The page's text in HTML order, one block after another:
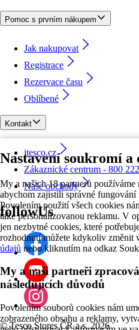
Nastavení soukromí a
My a našich 18 partnerů
abychom zajistili správné
Povolením použití všech cookies
také personalizovanou reklamu. V
jen nezbytné cookies, které
rozhodnutí můžete kdykoliv změnit
údajů nebo kliknutím na odkaz
My a naši partneři
následujících důvodů
Povolením souborů cookies nám
zobrazeného obsahu a reklamy,
Pomoc s prvním nákupem
Jak nakupovat
Registrace
Rezervace času
Oblíbené
Kontakt
itesco.cz
Zákaznické centrum - 800
Naše obchody
followUs
©Tesco Stores ČR a.s. 2026